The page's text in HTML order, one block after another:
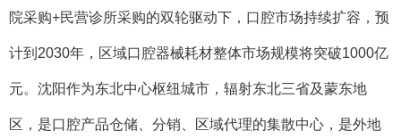
院采购+民营诊所采购的双轮驱动下，口腔市场持续扩容，预
计到2030年，区域口腔器械耗材整体市场规模将突破1000亿
元。沈阳作为东北中心枢纽城市，辐射东北三省及蒙东地
区，是口腔产品仓储、分销、区域代理的集散中心，是外地